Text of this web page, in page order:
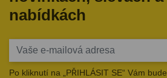
nabídkách
Po kliknutí na „PŘIHLÁSIT SE“ Vám